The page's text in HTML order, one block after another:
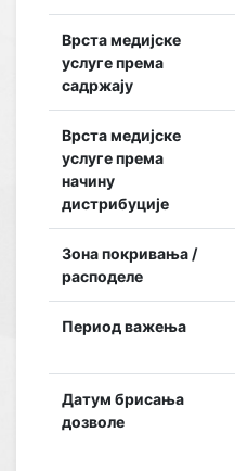
Врста медијске
услуге према
садржају
Врста медијске
услуге према
начину
дистрибуције
Зона покривања /
расподеле
Период важења
Датум брисања
дозволе